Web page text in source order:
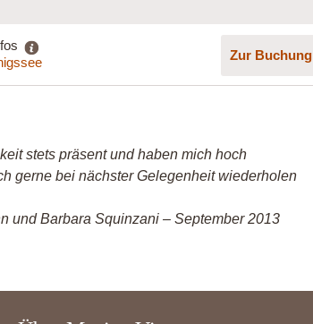
Zur Buchung
stets präsent und haben mich hoch
gerne bei nächster Gelegenheit wiederholen
und Barbara Squinzani – September 2013